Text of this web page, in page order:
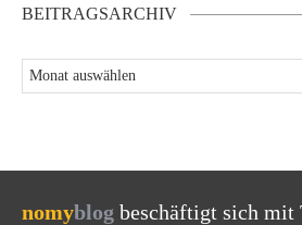
BEITRAGSARCHIV
nomyblog beschäftigt sich mit